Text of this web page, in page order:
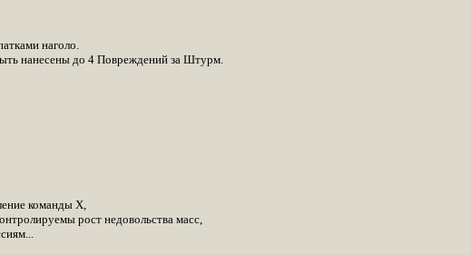
наголо.
нанесены до 4 Повреждений за Штурм.
команды Х,
рост недовольства масс,